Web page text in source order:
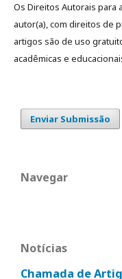
Os Direitos Autorais para
autor(a), com direitos de
artigos são de uso
acadêmicas e
Enviar Submissão
Navegar
Notícias
Chamada de